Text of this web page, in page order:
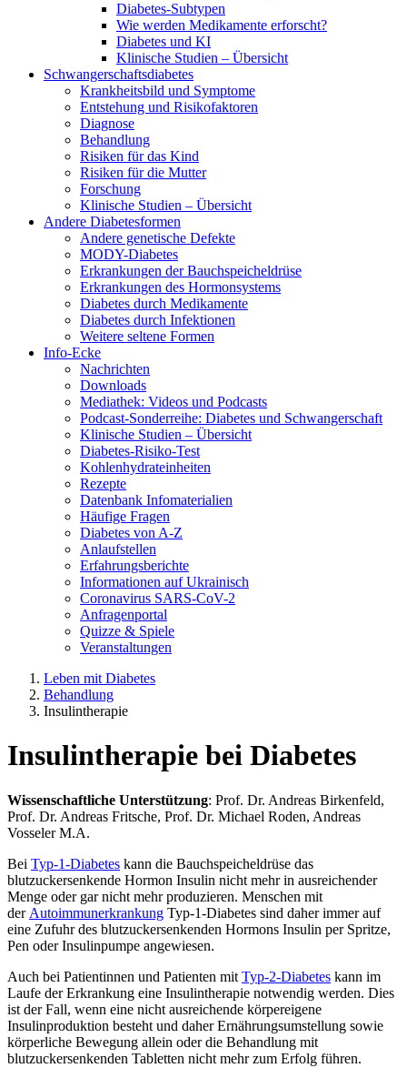
Diabetes-Subtypen
Wie werden Medikamente erforscht?
Diabetes und KI
Klinische Studien – Übersicht
Schwangerschaftsdiabetes
Krankheitsbild und Symptome
Entstehung und Risikofaktoren
Diagnose
Behandlung
Risiken für das Kind
Risiken für die Mutter
Forschung
Klinische Studien – Übersicht
Andere Diabetesformen
Andere genetische Defekte
MODY-Diabetes
Erkrankungen der Bauchspeicheldrüse
Erkrankungen des Hormonsystems
Diabetes durch Medikamente
Diabetes durch Infektionen
Weitere seltene Formen
Info-Ecke
Nachrichten
Downloads
Mediathek: Videos und Podcasts
Podcast-Sonderreihe: Diabetes und Schwangerschaft
Klinische Studien – Übersicht
Diabetes-Risiko-Test
Kohlenhydrateinheiten
Rezepte
Datenbank Infomaterialien
Häufige Fragen
Diabetes von A-Z
Anlaufstellen
Erfahrungsberichte
Informationen auf Ukrainisch
Coronavirus SARS-CoV-2
Anfragenportal
Quizze & Spiele
Veranstaltungen
Leben mit Diabetes
Behandlung
Insulintherapie
Insulintherapie bei Diabetes
Wissenschaftliche Unterstützung: Prof. Dr. Andreas Birkenfeld,
Prof. Dr. Andreas Fritsche, Prof. Dr. Michael Roden, Andreas
Vosseler M.A.
Bei Typ-1-Diabetes kann die Bauchspeicheldrüse das
blutzuckersenkende Hormon Insulin nicht mehr in ausreichender
Menge oder gar nicht mehr produzieren. Menschen mit
der Autoimmunerkrankung Typ-1-Diabetes sind daher immer auf
eine Zufuhr des blutzuckersenkenden Hormons Insulin per Spritze,
Pen oder Insulinpumpe angewiesen.
Auch bei Patientinnen und Patienten mit Typ-2-Diabetes kann im
Laufe der Erkrankung eine Insulintherapie notwendig werden. Dies
ist der Fall, wenn eine nicht ausreichende körpereigene
Insulinproduktion besteht und daher Ernährungsumstellung sowie
körperliche Bewegung allein oder die Behandlung mit
blutzuckersenkenden Tabletten nicht mehr zum Erfolg führen.